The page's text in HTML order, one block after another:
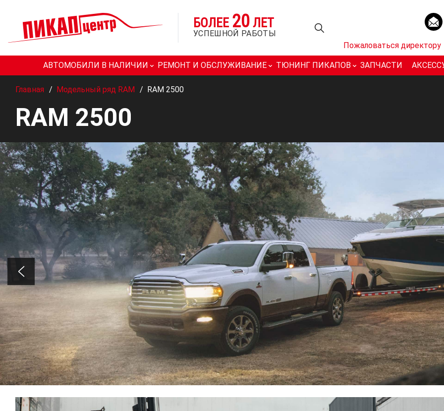
БОЛЕЕ 20 ЛЕТ
УСПЕШНОЙ РАБОТЫ
Пожаловаться директору
АВТОМОБИЛИ В НАЛИЧИИ РЕМОНТ И ОБСЛУЖИВАНИЕ ТЮНИНГ ПИКАПОВ ЗАПЧАСТИ
Главная / Модельный ряд RAM / RAM 2500
RAM 2500